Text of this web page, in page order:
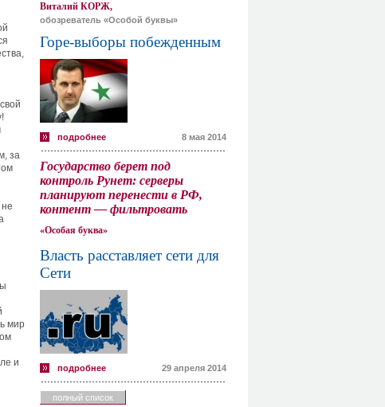
за
мир
и
Виталий КОРЖ,
обозреватель «Особой буквы»
Горе-выборы побежденным
подробнее 8 мая 2014
Государство берет под
контроль Рунет: серверы
планируют перенести в РФ,
контент — фильтровать
«Особая буква»
Власть расставляет сети для
Сети
подробнее 29 апреля 2014
полный список